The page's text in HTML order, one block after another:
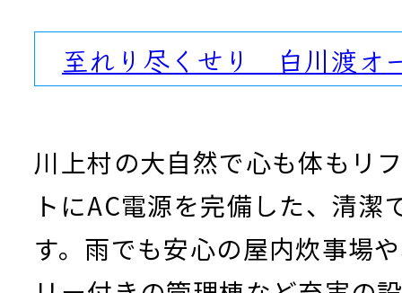
至れり尽くせり 白川渡オ
川上村の大自然で心も体もリ
トにAC電源を完備した、清潔
す。雨でも安心の屋内炊事場